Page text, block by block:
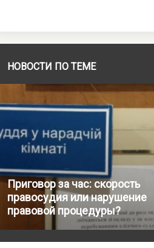
НОВОСТИ ПО ТЕМЕ
Приговор за час: скорость
правосудия или нарушение
правовой процедуры?